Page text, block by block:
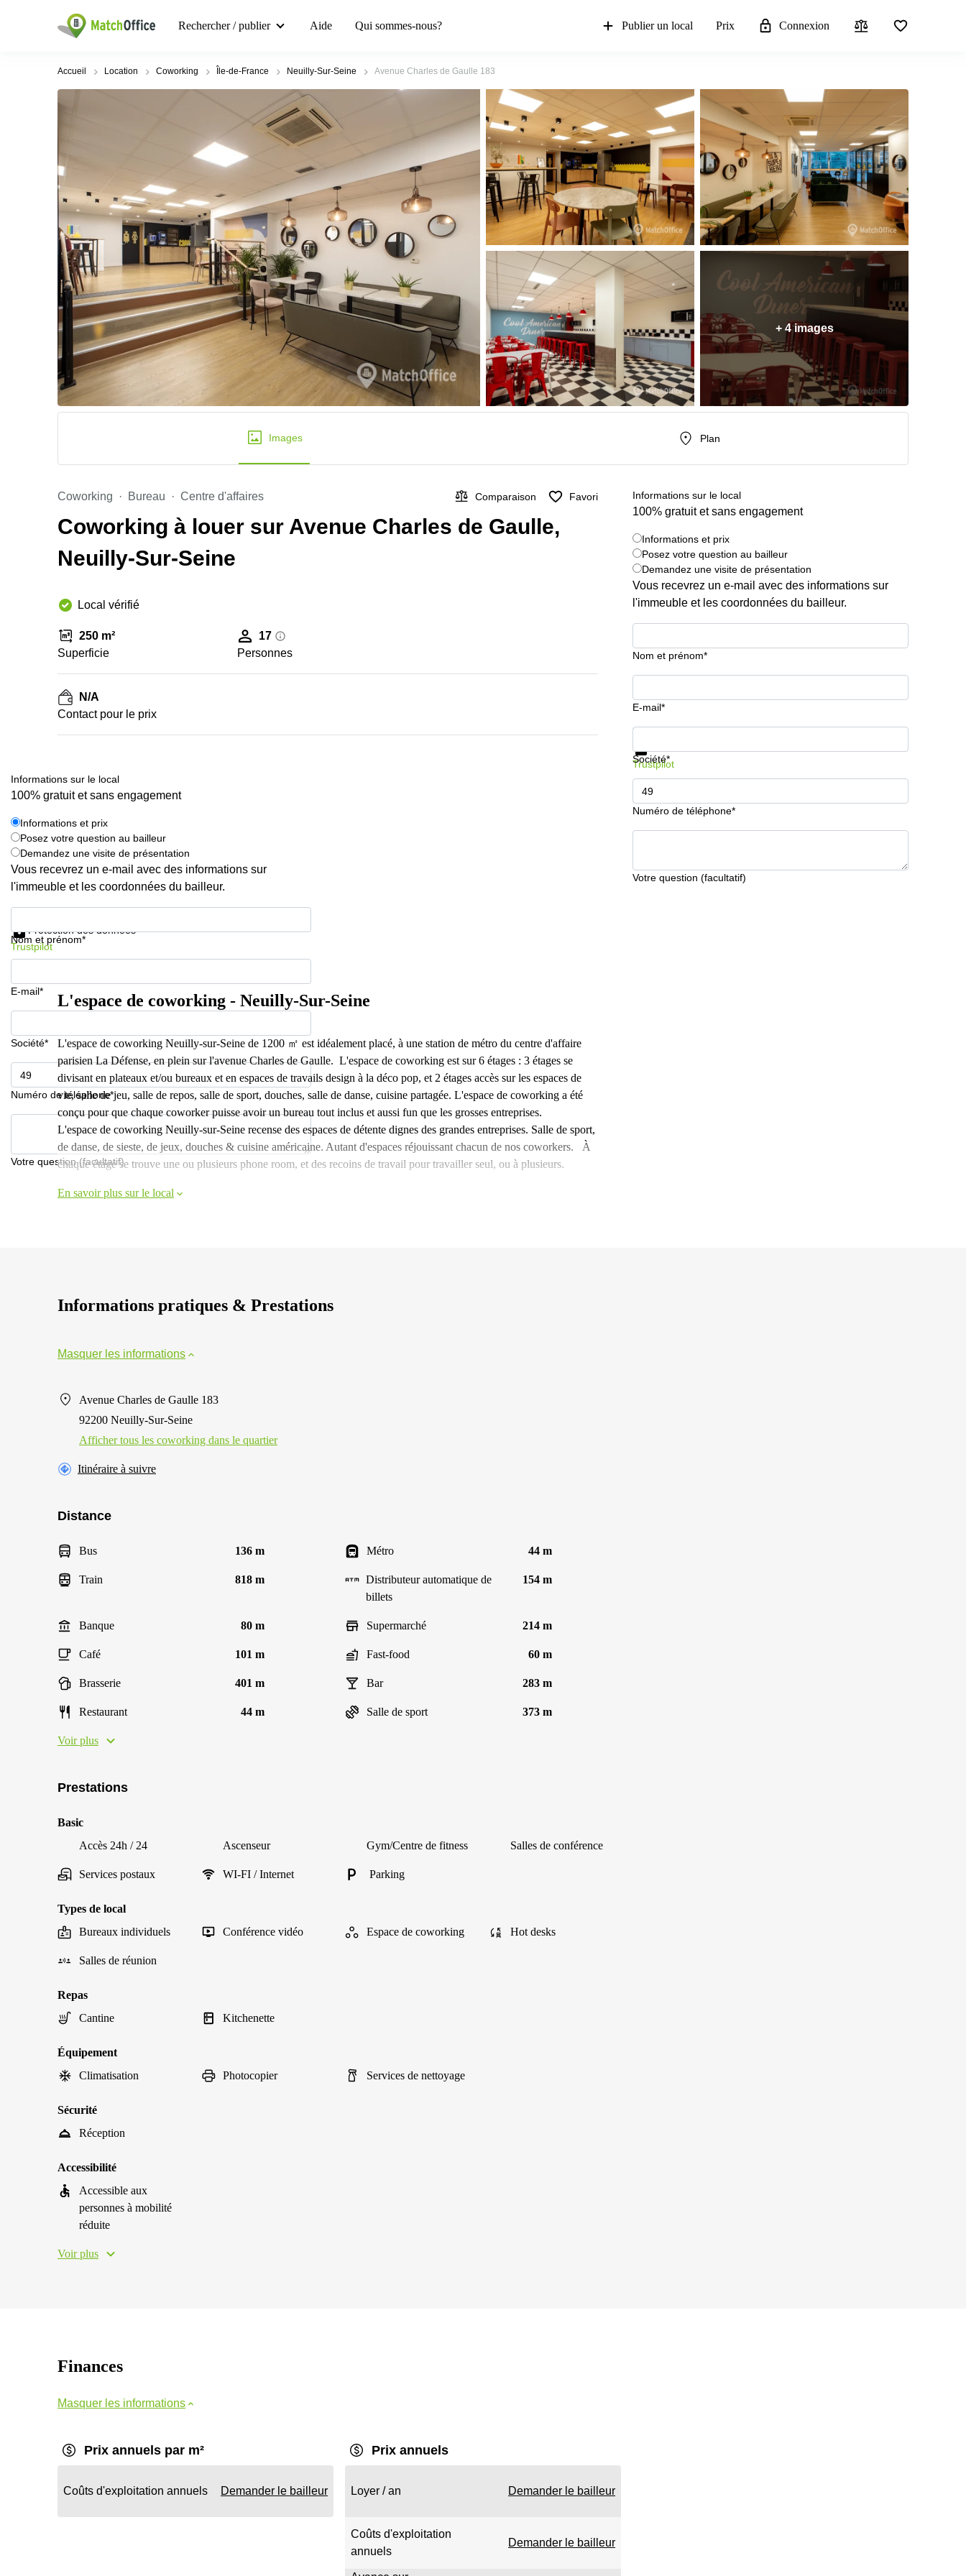
Rechercher / publier Aide Qui sommes-nous? Publier un local Prix Connexion
Accueil Location Coworking Île-de-France Neuilly-Sur-Seine Avenue Charles de Gaulle 183
+ 4 images
Images Plan
Coworking Bureau Centre d'affaires Comparaison Favori
Coworking à louer sur Avenue Charles de Gaulle,
Neuilly-Sur-Seine
Local vérifié
250 m²
Superficie
17
Personnes
N/A
Contact pour le prix
Informations sur le local
100% gratuit et sans engagement
Informations et prix
Posez votre question au bailleur
Demandez une visite de présentation
Vous recevrez un e-mail avec des informations sur
l'immeuble et les coordonnées du bailleur.
Nom et prénom*
E-mail*
Société*
Numéro de téléphone*
Votre question (facultatif)
Informations et prix
Trustpilot
Informations sur le local
100% gratuit et sans engagement
Informations et prix
Posez votre question au bailleur
Demandez une visite de présentation
Vous recevrez un e-mail avec des informations sur
l'immeuble et les coordonnées du bailleur.
Nom et prénom*
E-mail*
Société*
Numéro de téléphone*
Votre question (facultatif)
Protection des données
Trustpilot
L'espace de coworking - Neuilly-Sur-Seine
L'espace de coworking Neuilly-sur-Seine de 1200 ㎡ est idéalement placé, à une station de métro du centre d'affaire
parisien La Défense, en plein sur l'avenue Charles de Gaulle. L'espace de coworking est sur 6 étages : 3 étages se
divisant en plateaux et/ou bureaux et en espaces de travails design à la déco pop, et 2 étages accès sur les espaces de
vie, salle de jeu, salle de repos, salle de sport, douches, salle de danse, cuisine partagée. L'espace de coworking a été
conçu pour que chaque coworker puisse avoir un bureau tout inclus et aussi fun que les grosses entreprises.
L'espace de coworking Neuilly-sur-Seine recense des espaces de détente dignes des grandes entreprises. Salle de sport,
de danse, de sieste, de jeux, douches & cuisine américaine. Autant d'espaces réjouissant chacun de nos coworkers. À
chaque étage se trouve une ou plusieurs phone room, et des recoins de travail pour travailler seul, ou à plusieurs.
En savoir plus sur le local
Informations pratiques & Prestations
Masquer les informations
Avenue Charles de Gaulle 183
92200 Neuilly-Sur-Seine
Afficher tous les сoworking dans le quartier
Itinéraire à suivre
Distance
Bus 136 m Métro 44 m
Train 818 m
Distributeur automatique de
billets
154 m
Banque 80 m Supermarché 214 m
Café 101 m Fast-food 60 m
Brasserie 401 m Bar 283 m
Restaurant 44 m Salle de sport 373 m
Voir plus
Prestations
Basic
Accès 24h / 24
Ascenseur Gym/Centre de fitness Salles de conférence
Services postaux WI-FI / Internet Parking
Types de local
Bureaux individuels
Conférence vidéo Espace de coworking Hot desks
Salles de réunion
Repas
Cantine
Kitchenette
Équipement
Climatisation
Photocopier Services de nettoyage
Sécurité
Réception
Accessibilité
Accessible aux
personnes à mobilité
réduite
Voir plus
Finances
Masquer les informations
Prix annuels par m²
Coûts d'exploitation annuels Demander le bailleur
Prix annuels
Loyer / an Demander le bailleur
Coûts d'exploitation
annuels
Demander le bailleur